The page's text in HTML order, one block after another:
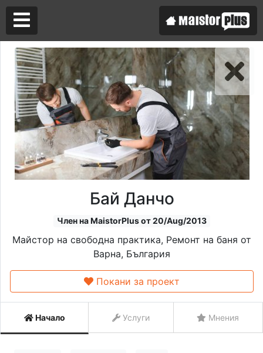
Бай Данчо
Член на MaistorPlus от 20/Aug/2013
Майстор на свободна практика, Ремонт на баня от
Варна, България
Покани за проект
Начало Услуги Мнения
Аз съм майстор
Търся майстор